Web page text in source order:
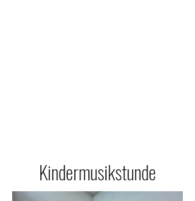
Kindermusikstunde